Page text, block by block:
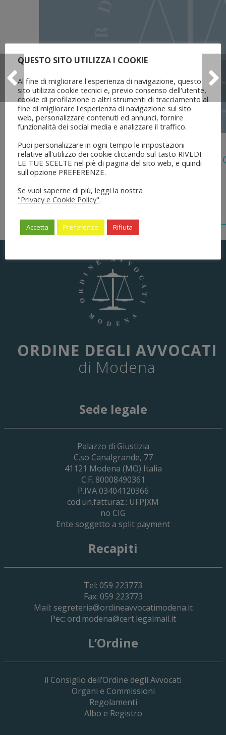
5 Agosto 2026
Legge 28 Luglio 2026 N. 137 “delega
Dell’ordinamento Forense”
29 Giugno 2026
Cassa Forense – Elezioni Dei Delegati
2030
ORDINE DEGLI AVVOCATI
di Modena
Sede legale
Palazzo di Giustizia
C.so Canalgrande, 77
41121 Modena (MO) Italia
C.F. 80008490361
P.IVA 03404120366
cod.un.fatturaz.: UFPJXM
no CIG
Ente soggetto a split payment
Recapiti
Tel: 059 223773
Fax: 059 223773
Mail: segreteria@ordineavvocatimodena.it
Pec: ord.modena@cert.legalmail.it
L’Ordine
il Consiglio dell’Ordine degli Avvocati
Organi e Commissioni
Regolamenti
Albo e Registro
QUESTO SITO UTILIZZA I COOKIE
Al fine di migliorare l'esperienza di navigazione, questo
sito utilizza cookie tecnici e, previo consenso dell'utente,
cookie di profilazione o altri strumenti di tracciamento al
fine di migliorare l'esperienza di navigazione sul sito
web, personalizzare contenuti ed annunci, fornire
funzionalità dei social media e analizzare il traffico.
Puoi personalizzare in ogni tempo le impostazioni
relative all'utilizzo dei cookie cliccando sul tasto RIVEDI
LE TUE SCELTE nel piè di pagina del sito web, e quindi
sull'opzione PREFERENZE.
Se vuoi saperne di più, leggi la nostra
"Privacy e Cookie Policy".
Accetta Preferenze Rifiuta